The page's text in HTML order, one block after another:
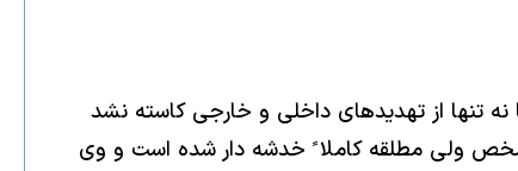
نه تنها از تهديدهاى داخلى و خارجى كاسته نشد
جدى است [٧]. در داخل نيز مشروعيت نظام و شخص ولى مطلقه كاملا ً خدشه دار شده است و وى